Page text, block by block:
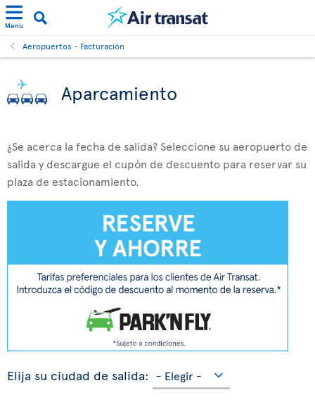
Menu
Aeropuertos - Facturación
Aparcamiento
¿Se acerca la fecha de salida? Seleccione su aeropuerto de
salida y descargue el cupón de descuento para reservar su
plaza de estacionamiento.
Elija su ciudad de salida: